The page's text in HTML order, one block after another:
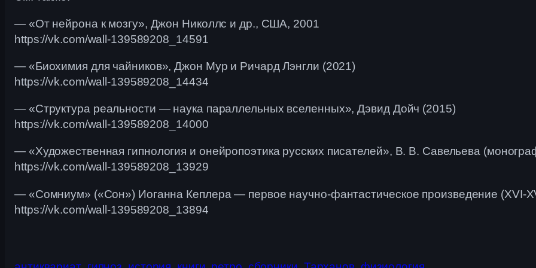
— «От нейрона к мозгу», Джон Николлс и др., США, 2001
https://vk.com/wall-139589208_14591
— «Биохимия для чайников», Джон Мур и Ричард Лэнгли (2021)
https://vk.com/wall-139589208_14434
— «Структура реальности — наука параллельных вселенных», Дэвид Дойч (2015)
https://vk.com/wall-139589208_14000
— «Художественная гипнология и онейропоэтика русских писателей», В. В. Савельева
https://vk.com/wall-139589208_13929
— «Сомниум» («Сон») Иоганна Кеплера — первое научно-фантастическое произведение (XVI-
https://vk.com/wall-139589208_13894